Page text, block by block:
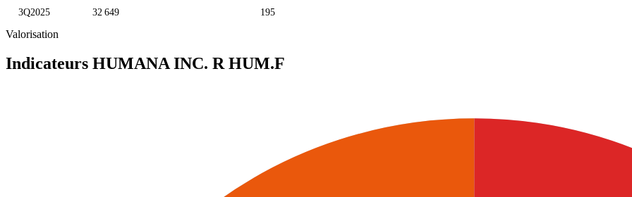
3Q2025 32 649 195
Valorisation
Indicateurs HUMANA INC. RHUM.F